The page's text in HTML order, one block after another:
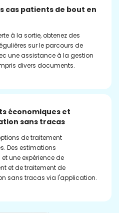
cas patients de bout en
à la sortie, obtenez des
sur le parcours de
une assistance à la gestion
divers documents.
économiques et
sans tracas
de traitement
Des estimations
une expérience de
et de traitement de
sans tracas via l'application.